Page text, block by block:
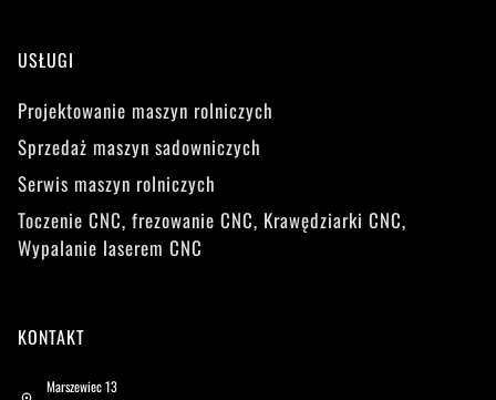
KONTAKT
Marszewiec 13
USŁUGI
Projektowanie maszyn rolniczych
Sprzedaż maszyn sadowniczych
Serwis maszyn rolniczych
Toczenie CNC, frezowanie CNC, Krawędziarki CNC,
Wypalanie laserem CNC